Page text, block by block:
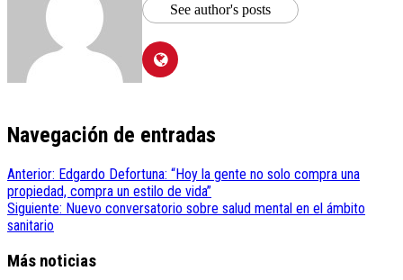
See author's posts
Navegación de entradas
Anterior: Edgardo Defortuna: “Hoy la gente no solo compra una
propiedad, compra un estilo de vida”
Siguiente: Nuevo conversatorio sobre salud mental en el ámbito
sanitario
Más noticias